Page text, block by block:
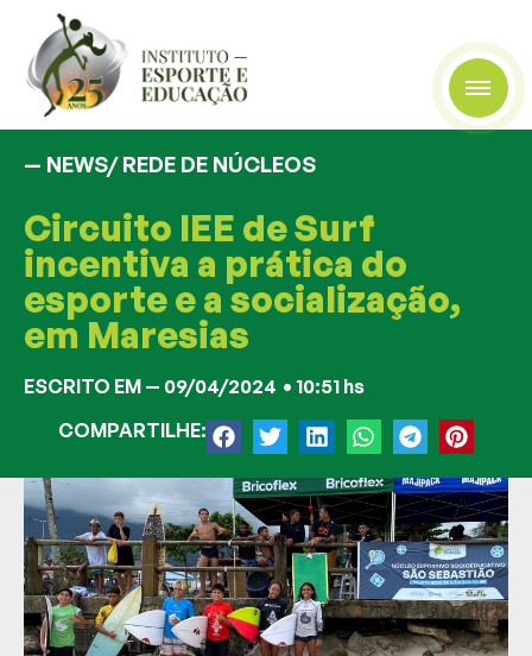
— NEWS/REDE DE NÚCLEOS
Circuito IEE de Surf
incentiva a prática do
esporte e a socialização,
em Maresias
ESCRITO EM — 09/04/2024 • 10:51 hs
COMPARTILHE: